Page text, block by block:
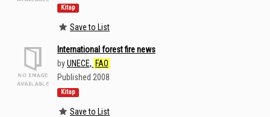
Kitap
Save to List
International forest fire news
byUNECE, FAO
Published 2008
Kitap
Save to List